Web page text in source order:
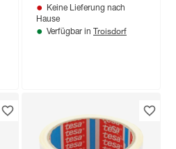
Keine Lieferung nach
Hause
Verfügbar in Troisdorf